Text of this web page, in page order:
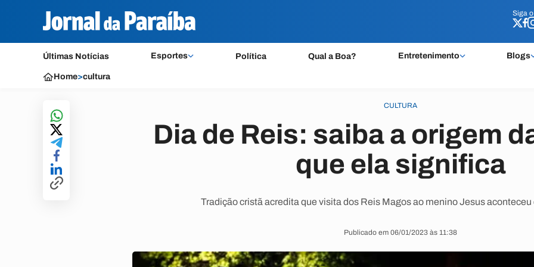
Siga o
Últimas Notícias Esportes Política Qual a Boa? Entretenimento Blogs
Siga o
Home>cultura
CULTURA
Dia de Reis: saiba a origem
que ela significa
Tradição cristã acredita que visita dos Reis Magos ao menino Jesus aconteceu
Publicado em 06/01/2023 às 11:38